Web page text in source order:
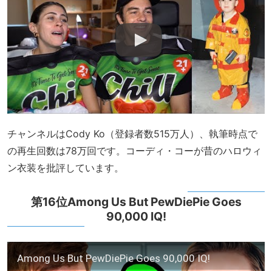
チャンネルはCody Ko（登録者数515万人）、執筆時点で
の再生回数は78万回です。コーディ・コーが昔のハロウィ
ン衣装を批評しています。
第16位Among Us But PewDiePie Goes
90,000 IQ!
Among Us But PewDiePie Goes 90,000 IQ!